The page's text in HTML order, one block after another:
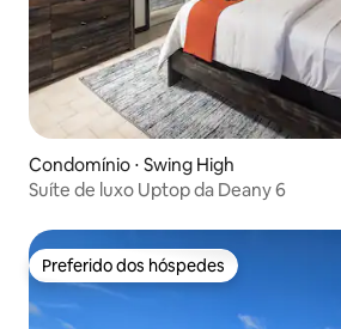
Condomínio ⋅ Swing High
Suíte de luxo Uptop da Deany 6
Preferido dos hóspedes
Preferido dos hóspedes